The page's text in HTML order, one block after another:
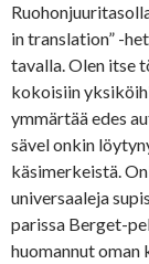
in translation” -
tavalla. Olen itse
kokoisiin
ymmärtää edes
sävel onkin
käsimerkeistä.
universaaleja
parissa Berget-
huomannut